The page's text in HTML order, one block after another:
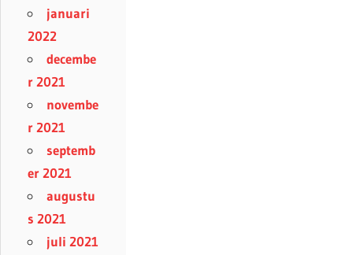
januari
2022
decembe
r 2021
novembe
r 2021
septemb
er 2021
augustu
s 2021
juli 2021